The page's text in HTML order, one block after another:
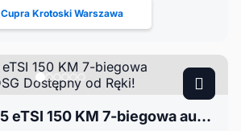
Cupra Krotoski Warszawa
Cupra Leon 1.5 eTSI 150 KM 7-biegowa automatyczna - DSG Dostępny od Ręki!